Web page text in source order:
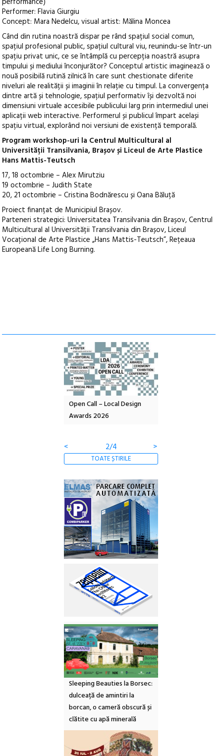
Performer: Flavia Giurgiu
Concept: Mara Nedelcu, visual artist: Mălina Moncea
Când din rutina noastră dispar pe rând spațiul social comun,
spațiul profesional public, spațiul cultural viu, reunindu-se într-un
spațiu privat unic, ce se întâmplă cu percepția noastră asupra
timpului și mediului înconjurător? Conceptul artistic imaginează o
nouă posibilă rutină zilnică în care sunt chestionate diferite
niveluri ale realității și imaginii în relație cu timpul. La convergența
dintre artă și tehnologie, spațiul performativ își dezvoltă noi
dimensiuni virtuale accesibile publicului larg prin intermediul unei
aplicații web interactive. Performerul și publicul împart același
spațiu virtual, explorând noi versiuni de existență temporală.
Program workshop-uri la Centrul Multicultural al
Universității Transilvania, Brașov și Liceul de Arte Plastice
Hans Mattis-Teutsch
17, 18 octombrie – Alex Mirutziu
19 octombrie – Judith State
20, 21 octombrie – Cristina Bodnărescu și Oana Băluță
Proiect finanțat de Municipiul Brașov.
Parteneri strategici: Universitatea Transilvania din Brașov, Centrul
Multicultural al Universității Transilvania din Brașov, Liceul
Vocațional de Arte Plastice „Hans Mattis-Teutsch”, Rețeaua
Europeană Life Long Burning.
Open Call – Local Design
Awards 2026
<
2/4 >
TOATE ȘTIRILE
Sleeping Beauties la Borsec:
dulceață de amintiri la
borcan, o cameră obscură și
clătite cu apă minerală